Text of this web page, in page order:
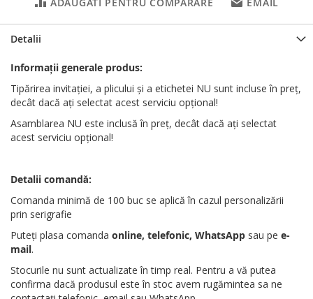
Detalii
Informații generale produs:
Tipărirea invitației, a plicului și a etichetei NU sunt incluse în preț,
decât dacă ați selectat acest serviciu opțional!
Asamblarea NU este inclusă în preț, decât dacă ați selectat
acest serviciu opțional!
Detalii comandă:
Comanda minimă de 100 buc se aplică în cazul personalizării
prin serigrafie
Puteți plasa comanda online, telefonic, WhatsApp sau pe e-
mail.
Stocurile nu sunt actualizate în timp real. Pentru a vă putea
confirma dacă produsul este în stoc avem rugămintea sa ne